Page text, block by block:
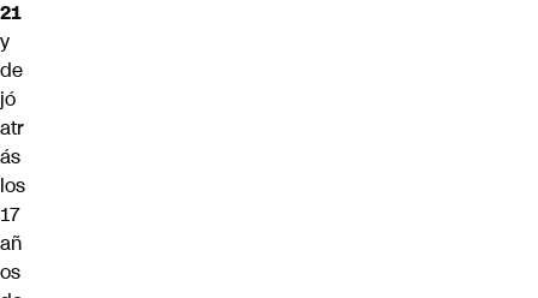
21
y
de
jó
atr
ás
los
17
añ
os